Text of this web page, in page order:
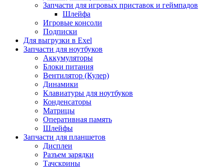
Запчасти для игровых приставок и геймпадов
Шлейфа
Игровые консоли
Подписки
Для выгрузки в Exel
Запчасти для ноутбуков
Аккумуляторы
Блоки питания
Вентилятор (Кулер)
Динамики
Клавиатуры для ноутбуков
Конденсаторы
Матрицы
Оперативная память
Шлейфы
Запчасти для планшетов
Дисплеи
Разъем зарядки
Тачскрины